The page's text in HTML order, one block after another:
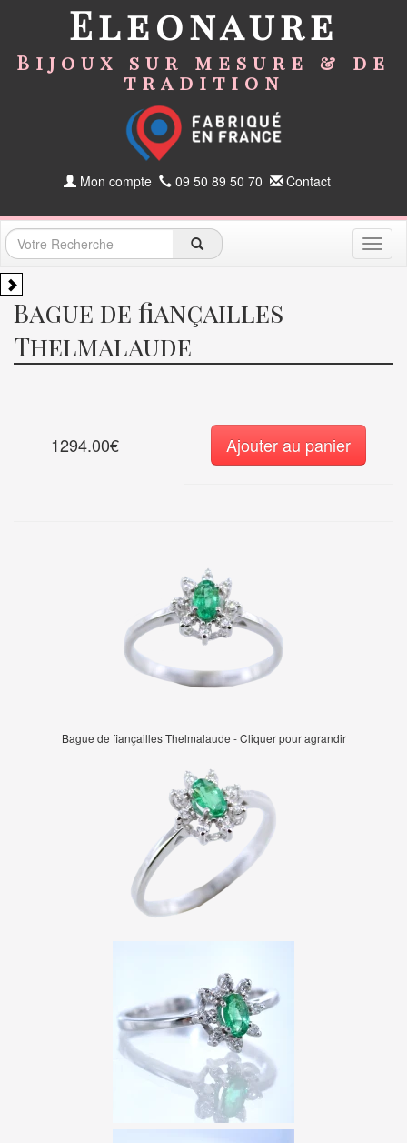
Eleonaure
Bijoux sur mesure & de
tradition
Mon compte 09 50 89 50 70 Contact
Bague de fiançailles
Thelmalaude
1294.00€ Ajouter au panier
Bague de fiançailles Thelmalaude - Cliquer pour agrandir